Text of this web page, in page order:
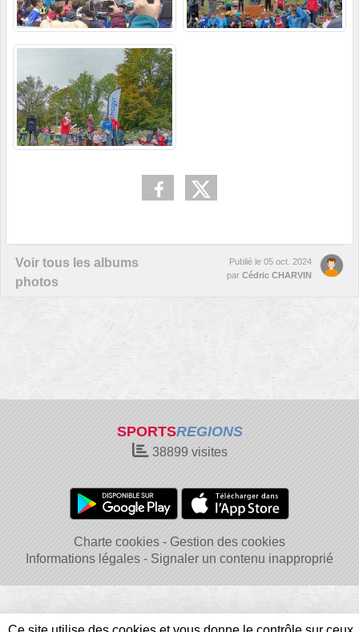
Voir tous les albums
photos
Publié le 05 oct. 2024
par Cédric CHARVIN
SPORTSREGIONS
38899 visites
Charte cookies
Gestion des cookies
Informations légales
Signaler un contenu inapproprié